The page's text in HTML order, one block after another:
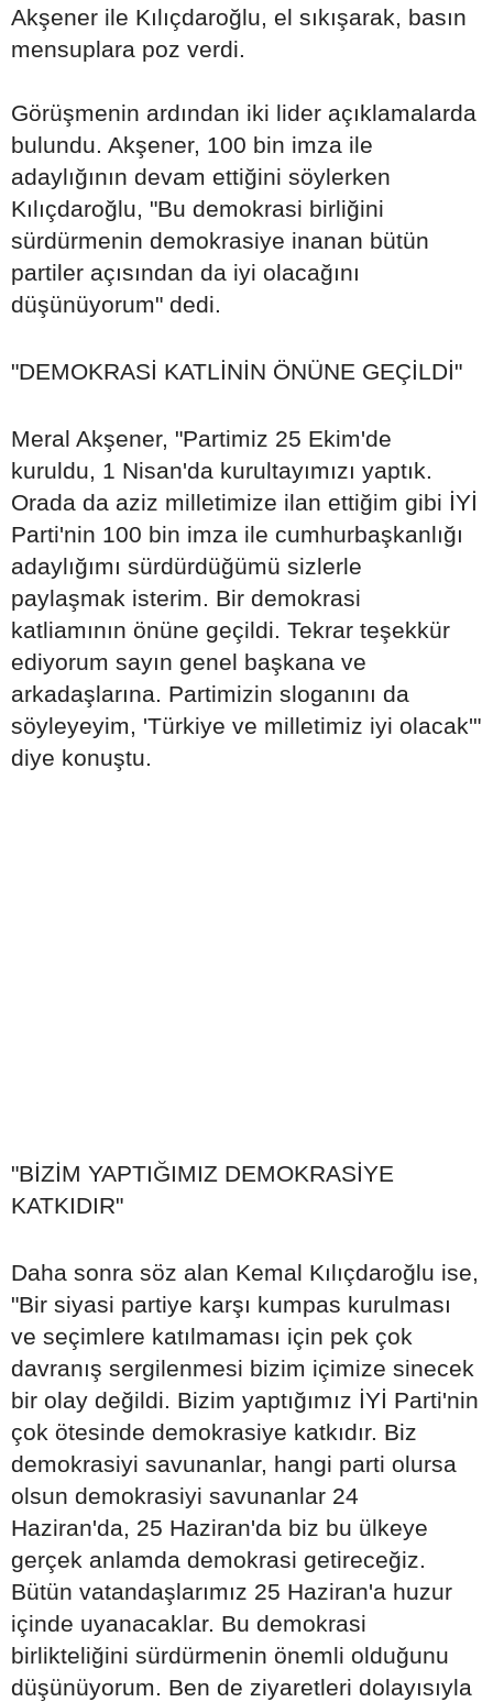
Akşener ile Kılıçdaroğlu, el sıkışarak, basın
mensuplara poz verdi.
Görüşmenin ardından iki lider açıklamalarda
bulundu. Akşener, 100 bin imza ile
adaylığının devam ettiğini söylerken
Kılıçdaroğlu, "Bu demokrasi birliğini
sürdürmenin demokrasiye inanan bütün
partiler açısından da iyi olacağını
düşünüyorum" dedi.
"DEMOKRASİ KATLİNİN ÖNÜNE GEÇİLDİ"
Meral Akşener, "Partimiz 25 Ekim'de
kuruldu, 1 Nisan'da kurultayımızı yaptık.
Orada da aziz milletimize ilan ettiğim gibi İYİ
Parti'nin 100 bin imza ile cumhurbaşkanlığı
adaylığımı sürdürdüğümü sizlerle
paylaşmak isterim. Bir demokrasi
katliamının önüne geçildi. Tekrar teşekkür
ediyorum sayın genel başkana ve
arkadaşlarına. Partimizin sloganını da
söyleyeyim, 'Türkiye ve milletimiz iyi olacak'"
diye konuştu.
"BİZİM YAPTIĞIMIZ DEMOKRASİYE
KATKIDIR"
Daha sonra söz alan Kemal Kılıçdaroğlu ise,
"Bir siyasi partiye karşı kumpas kurulması
ve seçimlere katılmaması için pek çok
davranış sergilenmesi bizim içimize sinecek
bir olay değildi. Bizim yaptığımız İYİ Parti'nin
çok ötesinde demokrasiye katkıdır. Biz
demokrasiyi savunanlar, hangi parti olursa
olsun demokrasiyi savunanlar 24
Haziran'da, 25 Haziran'da biz bu ülkeye
gerçek anlamda demokrasi getireceğiz.
Bütün vatandaşlarımız 25 Haziran'a huzur
içinde uyanacaklar. Bu demokrasi
birlikteliğini sürdürmenin önemli olduğunu
düşünüyorum. Ben de ziyaretleri dolayısıyla